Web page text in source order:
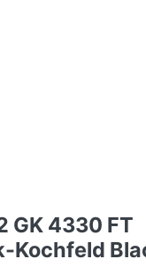
GK 4330 FT
Kochfeld